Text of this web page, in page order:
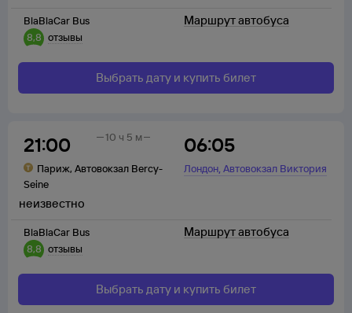
BlaBlaCar Bus
8,8 отзывы
Маршрут автобуса
Выбрать дату и купить билет
21:00
Париж, Автовокзал Bercy-
Seine
06:05
Лондон,Автовокзал Виктория
10 ч 5 м
BlaBlaCar Bus
8,8 отзывы
неизвестно
Маршрут автобуса
Выбрать дату и купить билет